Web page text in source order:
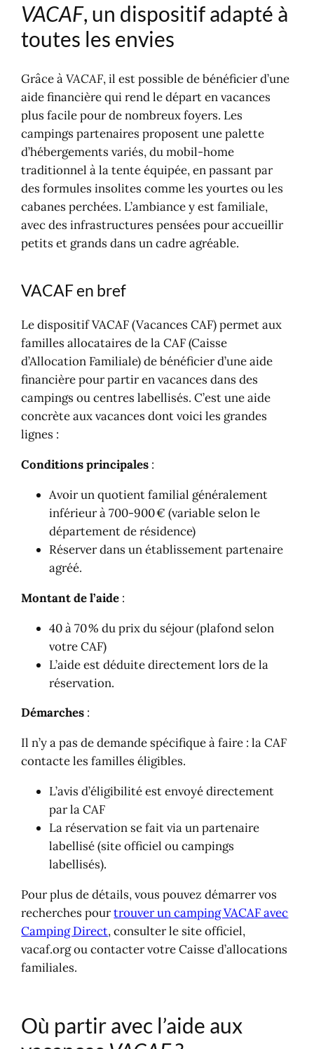
Montagne, campagne et
hébergements insolites
Conseils pour organiser son séjour
Camping, bungalow, camping-car
VACAF, un dispositif adapté à
toutes les envies
Grâce àVACAF, il est possible de bénéficier d’une
aide financière qui rend le départ en vacances
plus facile pour de nombreux foyers. Les
campings partenaires proposent une palette
d’hébergements variés, du mobil-home
traditionnel à la tente équipée, en passant par
des formules insolites comme les yourtes ou les
cabanes perchées. L’ambiance y est familiale,
avec des infrastructures pensées pour accueillir
petits et grands dans un cadre agréable.
VACAF en bref
Le dispositif VACAF (Vacances CAF) permet aux
familles allocataires de la CAF (Caisse
d’Allocation Familiale) de bénéficier d’une aide
financière pour partir en vacances dans des
campings ou centres labellisés. C’est une aide
concrète aux vacances dont voici les grandes
lignes :
Conditions principales :
Avoir un quotient familial généralement
inférieur à 700-900 € (variable selon le
département de résidence)
Réserver dans un établissement partenaire
agréé.
Montant de l’aide :
40 à 70 % du prix du séjour (plafond selon
votre CAF)
L’aide est déduite directement lors de la
réservation.
Démarches :
Il n’y a pas de demande spécifique à faire : la CAF
contacte les familles éligibles.
L’avis d’éligibilité est envoyé directement
par la CAF
La réservation se fait via un partenaire
labellisé (site officiel ou campings
labellisés).
Pour plus de détails, vous pouvez démarrer vos
recherches pourtrouver un camping VACAF avec
Camping Direct, consulter le site officiel,
vacaf.org ou contacter votre Caisse d’allocations
familiales.
Où partir avec l’aide aux